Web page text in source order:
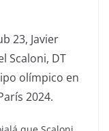
23, Javier
Scaloni, DT
olímpico en
2024.